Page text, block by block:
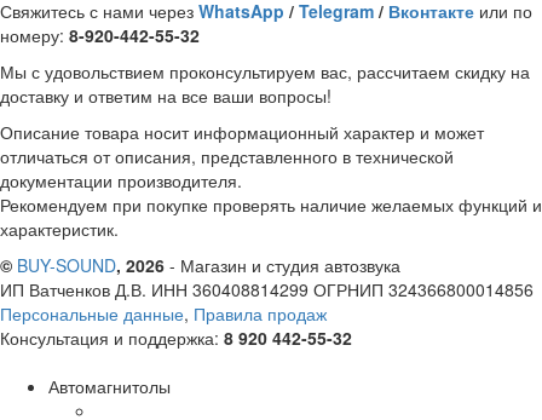
Свяжитесь с нами через WhatsApp / Telegram / Вконтакте или по
номеру: 8-920-442-55-32
Мы с удовольствием проконсультируем вас, рассчитаем скидку на
доставку и ответим на все ваши вопросы!
Описание товара носит информационный характер и может
отличаться от описания, представленного в технической
документации производителя.
Рекомендуем при покупке проверять наличие желаемых функций и
характеристик.
© BUY-SOUND, 2026 - Магазин и студия автозвука
ИП Ватченков Д.В. ИНН 360408814299 ОГРНИП 324366800014856
Персональные данные, Правила продаж
Консультация и поддержка: 8 920 442-55-32
Автомагнитолы